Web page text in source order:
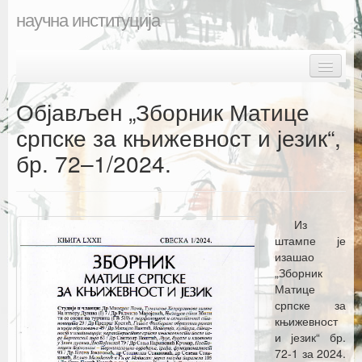
научна институција
Почетна
Матица српска
Научна одељења
Каталог издања
Летопис Матице српске
Гласник Матице српске
Е–издања
Вести
Најаве
Објављен „Зборник Матице
српске за књижевност и језик“,
бр. 72–1/2024.
Из
штампе је
изашао
„Зборник
Матице
српске за
књижевност
и језик“ бр.
72-1 за 2024.